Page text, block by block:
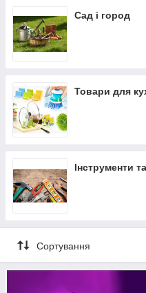
Сад і город
Товари для
Інструменти
Сортування